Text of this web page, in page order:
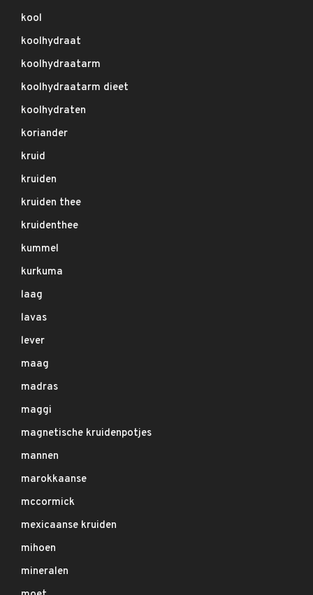
kool
koolhydraat
koolhydraatarm
koolhydraatarm dieet
koolhydraten
koriander
kruid
kruiden
kruiden thee
kruidenthee
kummel
kurkuma
laag
lavas
lever
maag
madras
maggi
magnetische kruidenpotjes
mannen
marokkaanse
mccormick
mexicaanse kruiden
mihoen
mineralen